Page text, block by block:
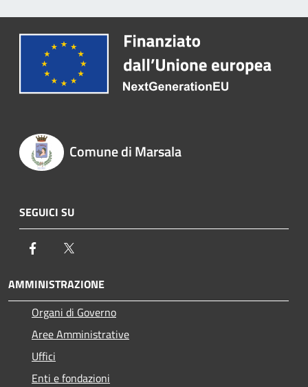
Comune di Marsala
SEGUICI SU
Facebook
AMMINISTRAZIONE
Organi di Governo
Aree Amministrative
Uffici
Enti e fondazioni